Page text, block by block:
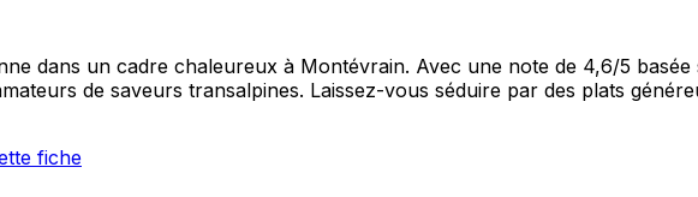
dans un cadre chaleureux à Montévrain. Avec une note de 4,6/5
de saveurs transalpines. Laissez-vous séduire par des plats
fiche